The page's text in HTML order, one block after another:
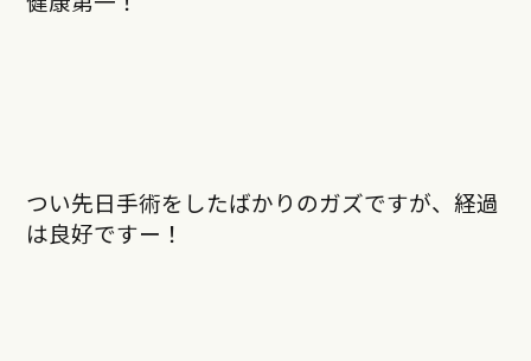
つい先日手術をしたばかりのガズですが、経過
は良好ですー！